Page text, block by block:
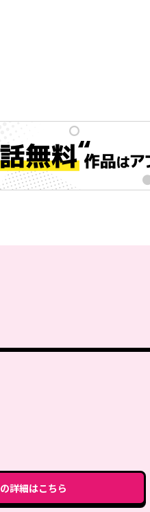
の詳細はこちら